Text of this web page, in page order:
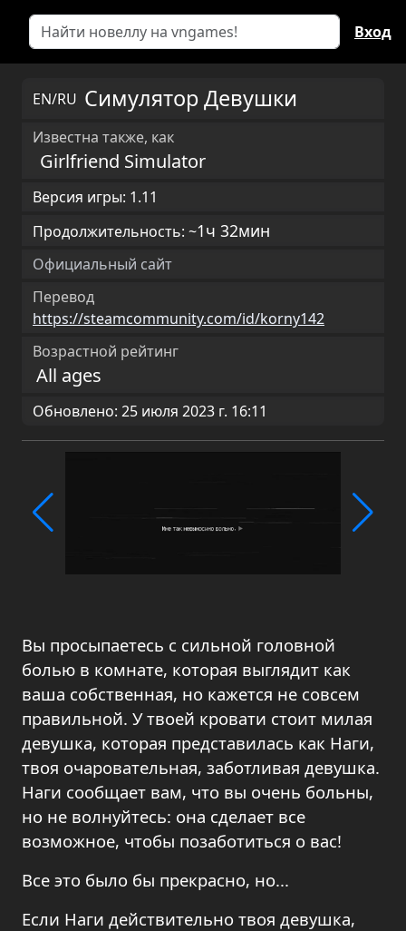
Вход
EN/RU Симулятор Девушки
Известна также, как
Girlfriend Simulator
Версия игры: 1.11
Продолжительность: ~1ч 32мин
Официальный сайт
Перевод
https://steamcommunity.com/id/korny142
Возрастной рейтинг
All ages
Обновлено: 25 июля 2023 г. 16:11
Вы просыпаетесь с сильной головной
болью в комнате, которая выглядит как
ваша собственная, но кажется не совсем
правильной. У твоей кровати стоит милая
девушка, которая представилась как Наги,
твоя очаровательная, заботливая девушка.
Наги сообщает вам, что вы очень больны,
но не волнуйтесь: она сделает все
возможное, чтобы позаботиться о вас!
Все это было бы прекрасно, но...
Если Наги действительно твоя девушка,